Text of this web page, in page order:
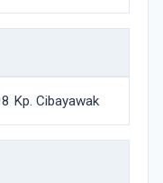
Kp. Cibayawak